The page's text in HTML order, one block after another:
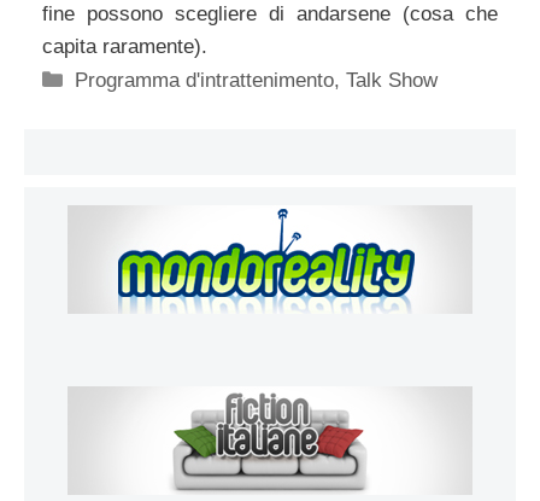
fine possono scegliere di andarsene (cosa che
capita raramente).
Categorie
Programma d'intrattenimento,Talk Show